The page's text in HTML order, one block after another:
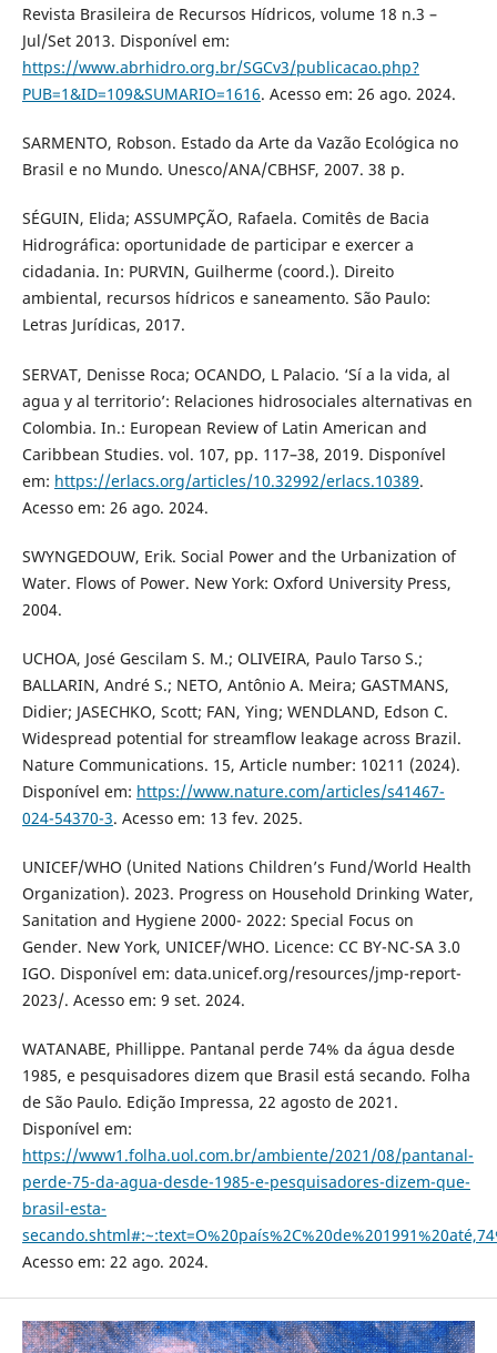
Revista Brasileira de Recursos Hídricos, volume 18 n.3 –
Jul/Set 2013. Disponível em:
https://www.abrhidro.org.br/SGCv3/publicacao.php?
PUB=1&ID=109&SUMARIO=1616. Acesso em: 26 ago. 2024.
SARMENTO, Robson. Estado da Arte da Vazão Ecológica no
Brasil e no Mundo. Unesco/ANA/CBHSF, 2007. 38 p.
SÉGUIN, Elida; ASSUMPÇÃO, Rafaela. Comitês de Bacia
Hidrográfica: oportunidade de participar e exercer a
cidadania. In: PURVIN, Guilherme (coord.). Direito
ambiental, recursos hídricos e saneamento. São Paulo:
Letras Jurídicas, 2017.
SERVAT, Denisse Roca; OCANDO, L Palacio. ‘Sí a la vida, al
agua y al territorio’: Relaciones hidrosociales alternativas en
Colombia. In.: European Review of Latin American and
Caribbean Studies. vol. 107, pp. 117–38, 2019. Disponível
em: https://erlacs.org/articles/10.32992/erlacs.10389.
Acesso em: 26 ago. 2024.
SWYNGEDOUW, Erik. Social Power and the Urbanization of
Water. Flows of Power. New York: Oxford University Press,
2004.
UCHOA, José Gescilam S. M.; OLIVEIRA, Paulo Tarso S.;
BALLARIN, André S.; NETO, Antônio A. Meira; GASTMANS,
Didier; JASECHKO, Scott; FAN, Ying; WENDLAND, Edson C.
Widespread potential for streamflow leakage across Brazil.
Nature Communications. 15, Article number: 10211 (2024).
Disponível em: https://www.nature.com/articles/s41467-
024-54370-3. Acesso em: 13 fev. 2025.
UNICEF/WHO (United Nations Children’s Fund/World Health
Organization). 2023. Progress on Household Drinking Water,
Sanitation and Hygiene 2000- 2022: Special Focus on
Gender. New York, UNICEF/WHO. Licence: CC BY-NC-SA 3.0
IGO. Disponível em: data.unicef.org/resources/jmp-report-
2023/. Acesso em: 9 set. 2024.
WATANABE, Phillippe. Pantanal perde 74% da água desde
1985, e pesquisadores dizem que Brasil está secando. Folha
de São Paulo. Edição Impressa, 22 agosto de 2021.
Disponível em:
https://www1.folha.uol.com.br/ambiente/2021/08/pantanal-
perde-75-da-agua-desde-1985-e-pesquisadores-dizem-que-
brasil-esta-
Acesso em: 22 ago. 2024.